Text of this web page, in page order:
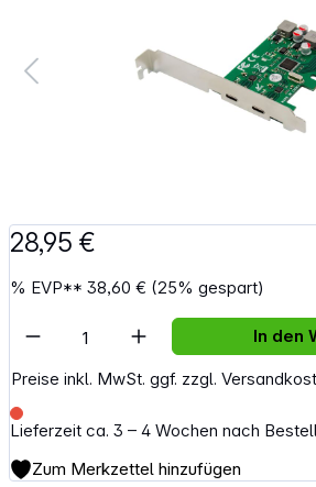
28,95 €
% EVP**38,60 € (25% gespart)
Preise inkl. MwSt. ggf. zzgl.
Lieferzeit ca. 3 – 4 Wochen nach
Artikel Anzahl: Gib denIn den
Zum Merkzettel hinzufügen